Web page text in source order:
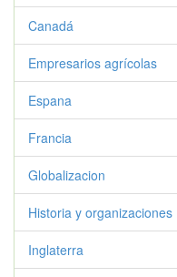
Canadá
Empresarios agrícolas
Espana
Francia
Globalizacion
Historia y organizaciones
Inglaterra